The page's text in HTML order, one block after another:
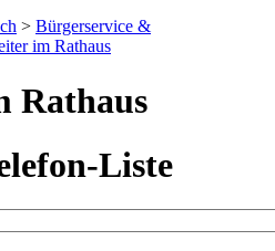
> Bürgerservice &
im Rathaus
Rathaus
Liste